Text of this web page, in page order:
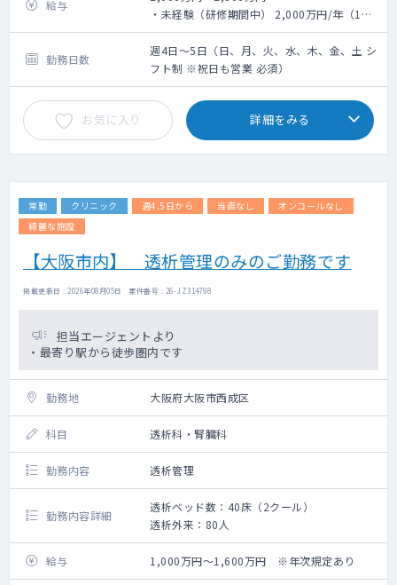
あるため、
産婦人科・泌尿器科以外の方、初期研修修
了後のどの科に進もうか迷われている方も大
歓迎です。
未経験入職→【3か月後】一般不妊の診療開
始→【6か月後】高度不妊の診療開始
給与
・未経験（研修期間中） 2,000万円/年（1時
間に5枠未満の診療）
・一般不妊治療可 2,300万円/年（1時間に5
枠の診療）
・高度不妊治療可（ART）2,800万円/年（1
時間に5枠の診療）
勤務日数
週4日～5日（日、月、火、水、木、金、土 シ
フト制 ※祝日も営業 必須）
お気に入り 詳細をみる
常勤 クリニック 週4.5日から 当直なし
オンコールなし
綺麗な施設
【大阪市内】 透析管理のみのご勤務です
掲載更新日 : 2026年08月05日 案件番号 : 26-JZ314798
担当エージェントより
・最寄り駅から徒歩圏内です
勤務地 大阪府大阪市西成区
科目 透析科・腎臓科
勤務内容 透析管理
勤務内容詳細
透析ベッド数：40床（2クール）
透析外来：80人
給与 1,000万円～1,600万円 ※年次規定あり